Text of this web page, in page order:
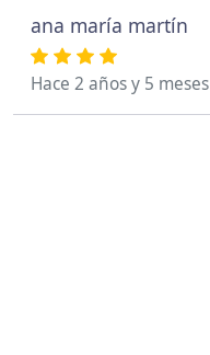
ana maría martín
Hace 2 años y 5 meses